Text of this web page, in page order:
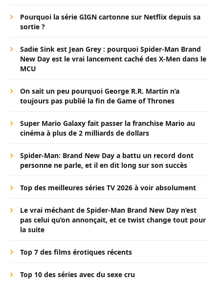
Pourquoi la série GIGN cartonne sur Netflix depuis sa
sortie ?
Sadie Sink est Jean Grey : pourquoi Spider-Man Brand
New Day est le vrai lancement caché des X-Men dans le
MCU
On sait un peu pourquoi George R.R. Martin n’a
toujours pas publié la fin de Game of Thrones
Super Mario Galaxy fait passer la franchise Mario au
cinéma à plus de 2 milliards de dollars
Spider-Man: Brand New Day a battu un record dont
personne ne parle, et il en dit long sur son succès
Top des meilleures séries TV 2026 à voir absolument
Le vrai méchant de Spider-Man Brand New Day n’est
pas celui qu’on annonçait, et ce twist change tout pour
la suite
Top 7 des films érotiques récents
Top 10 des séries avec du sexe cru